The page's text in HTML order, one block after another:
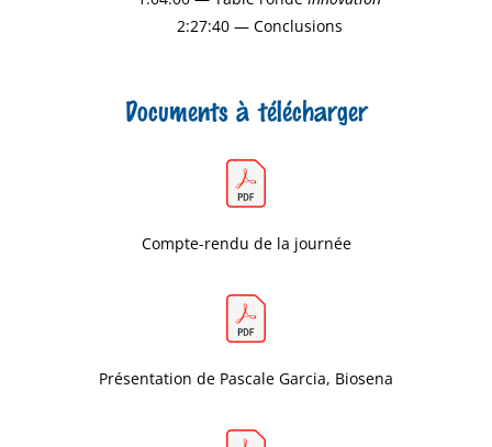
2:27:40 — Conclusions
Documents à télécharger
Compte-rendu de la journée
Présentation de Pascale Garcia, Biosena